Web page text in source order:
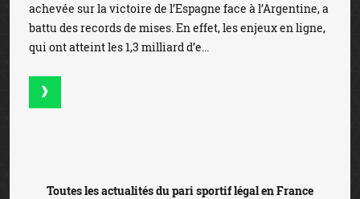
achevée sur la victoire de l’Espagne face à l’Argentine, a
battu des records de mises. En effet, les enjeux en ligne,
qui ont atteint les 1,3 milliard d’e...
Toutes les actualités du pari sportif légal en France